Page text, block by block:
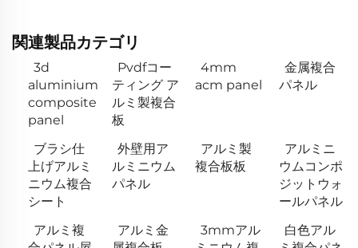
関連製品カテゴリ
3d
aluminium
composite
panel
Pvdfコー
ティング ア
ルミ製複合
板
4mm
acm panel
金属複合
パネル
ブラシ仕
上げアルミ
ニウム複合
シート
外壁用ア
ルミニウム
パネル
アルミ製
複合板板
アルミニ
ウムコンポ
ジットウォ
ールパネル
アルミ複
アルミ金
3mmアル
白色アル